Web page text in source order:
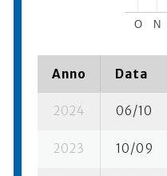
O N
Anno Data
2024 06/10
2023 10/09